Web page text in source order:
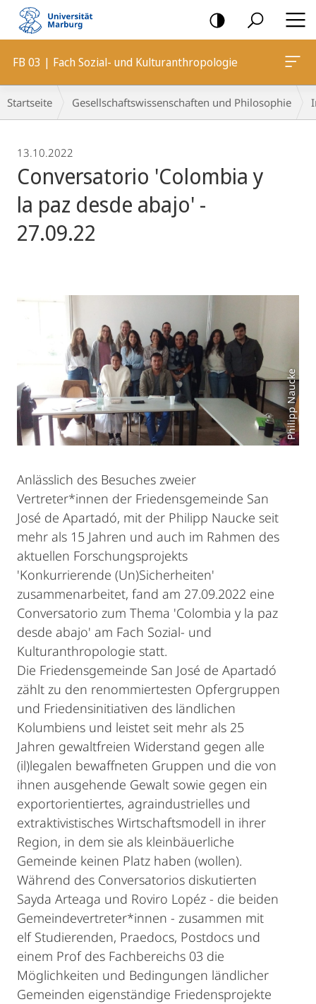
Mobile-
Navigation
FB 03 | Fach Sozial- und Kulturanthropologie
Breadcrumb-
Navigation
Startseite Gesellschaftswissenschaften und Philosophie
13.10.2022
Conversatorio 'Colombia y
la paz desde abajo' -
27.09.22
Philipp Naucke
Anlässlich des Besuches zweier
Vertreter*innen der Friedensgemeinde San
José de Apartadó, mit der Philipp Naucke seit
mehr als 15 Jahren und auch im Rahmen des
aktuellen Forschungsprojekts
'Konkurrierende (Un)Sicherheiten'
zusammenarbeitet, fand am 27.09.2022 eine
Conversatorio zum Thema 'Colombia y la paz
desde abajo' am Fach Sozial- und
Kulturanthropologie statt.
Die Friedensgemeinde San José de Apartadó
zählt zu den renommiertesten Opfergruppen
und Friedensinitiativen des ländlichen
Kolumbiens und leistet seit mehr als 25
Jahren gewaltfreien Widerstand gegen alle
(il)legalen bewaffneten Gruppen und die von
ihnen ausgehende Gewalt sowie gegen ein
exportorientiertes, agraindustrielles und
extraktivistisches Wirtschaftsmodell in ihrer
Region, in dem sie als kleinbäuerliche
Gemeinde keinen Platz haben (wollen).
Während des Conversatorios diskutierten
Sayda Arteaga und Roviro Lopéz - die beiden
Gemeindevertreter*innen - zusammen mit
elf Studierenden, Praedocs, Postdocs und
einem Prof des Fachbereichs 03 die
Möglichkeiten und Bedingungen ländlicher
Gemeinden eigenständige Friedensprojekte